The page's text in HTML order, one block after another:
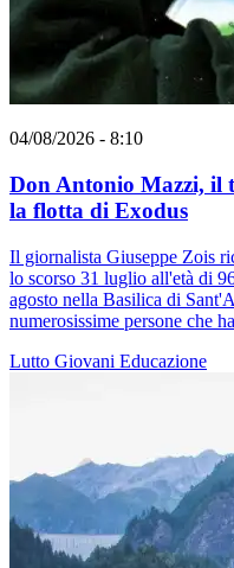
04/08/2026 - 8:10
Don Antonio Mazzi, il
la flotta di Exodus
Il giornalista Giuseppe Zois
lo scorso 31 luglio all'età di
agosto nella Basilica di
numerosissime persone che
Lutto Giovani Educazione